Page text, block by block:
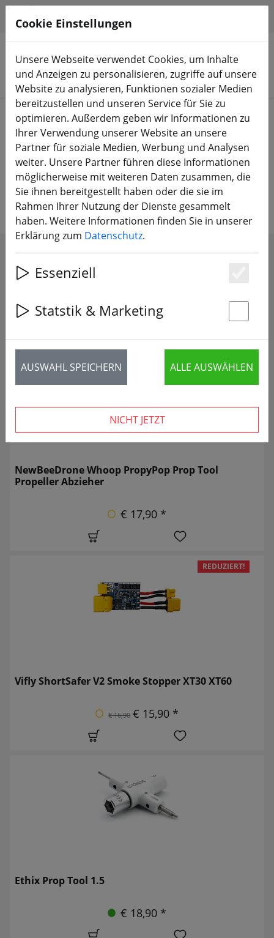
Produkte suchen
Start Zubehör Werkzeug
Werkzeug für die FPV-Werkstatt –
Gut ausgerüstet von der ersten
Lötung bis zum fertigen Build
NewBeeDrone Whoop PropyPop Prop Tool
Propeller Abzieher
€ 17,90 *
REDUZIERT!
Vifly ShortSafer V2 Smoke Stopper XT30 XT60
€ 16,90 € 15,90 *
Ethix Prop Tool 1.5
€ 18,90 *
Cookie Einstellungen
Unsere Webseite verwendet Cookies, um Inhalte
und Anzeigen zu personalisieren, zugriffe auf unsere
Website zu analysieren, Funktionen sozialer Medien
bereitzustellen und unseren Service für Sie zu
optimieren. Außerdem geben wir Informationen zu
Ihrer Verwendung unserer Website an unsere
Partner für soziale Medien, Werbung und Analysen
weiter. Unsere Partner führen diese Informationen
möglicherweise mit weiteren Daten zusammen, die
Sie ihnen bereitgestellt haben oder die sie im
Rahmen Ihrer Nutzung der Dienste gesammelt
haben. Weitere Informationen finden Sie in unserer
Erklärung zum Datenschutz.
Essenziell
Statstik & Marketing
AUSWAHL SPEICHERN ALLE AUSWÄHLEN
NICHT JETZT